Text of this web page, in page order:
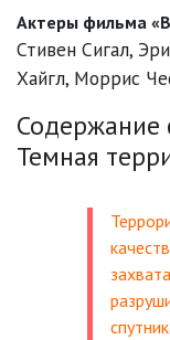
Актеры фильма
Стивен Сигал,
Хайгл, Моррис
Содержание
Темная